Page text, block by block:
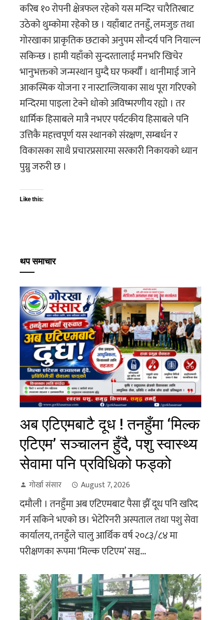
करिब १० राेपनी क्षेत्रफल रहेकाे यस मन्दिर चारैतिरबाट
उठेकाे थुम्काेमा रहेकाे छ । यहाँबाट तनहुँ, लमजुङ तथा
गाेरखाका प्राकृतिक छटाकाे अनुपम साैन्दर्य पनि नियाल्न
सकिन्छ । हामी यहाँकाे सुन्दरतालाई मनभरि खिचेर
भानुभक्तको जन्मस्थान घुम्दै घर फर्क्याैँ । थानीमाई जाने
आकस्मिक याेजना र नास्टाल्जियाका साथ पूरा गरिएकाे
मन्दिरमा पाइला टेक्ने धाेकाे अविष्मरणीय रह्यो । तर
धार्मिक हिसाबले मात्रै नभएर पर्यटकीय हिसाबले पनि
उत्तिकै महत्त्वपूर्ण यस स्थानकाे संरक्षण, सम्बर्धन र
विकासका साथै प्रचारप्रसारमा सरकारी निकायकाे ध्यान
पुग्नु जरुरी छ ।
Like this:
थप समाचार
अब एटिएमबाटै दूध ! तनहुँमा ‘मिल्क
एटिएम’ सञ्चालन हुँदै, पशु स्वास्थ्य
सेवामा पनि प्रविधिको फड्को
गोर्खा संसार August 7, 2026
दमौली । तनहुँमा अब एटिएमबाट पैसा झैँ दूध पनि खरिद
गर्न सकिने भएको छ। भेटेरिनरी अस्पताल तथा पशु सेवा
कार्यालय, तनहुँले चालु आर्थिक वर्ष २०८३/८४ मा
परीक्षणका रूपमा ‘मिल्क एटिएम’ सञ्च...